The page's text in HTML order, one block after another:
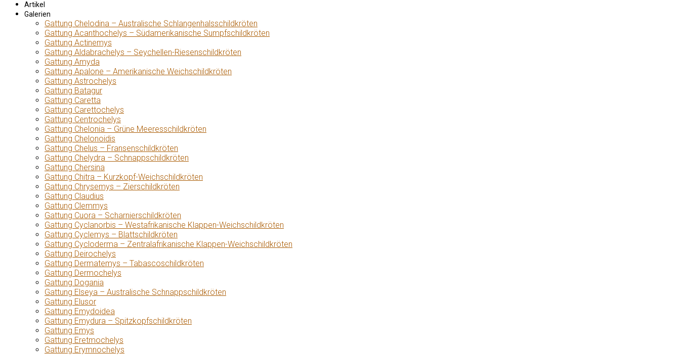
Artikel
Galerien
Gattung Chelodina – Australische Schlangenhalsschildkröten
Gattung Acanthochelys – Südamerikanische Sumpfschildkröten
Gattung Actinemys
Gattung Aldabrachelys – Seychellen-Riesenschildkröten
Gattung Amyda
Gattung Apalone – Amerikanische Weichschildkröten
Gattung Astrochelys
Gattung Batagur
Gattung Caretta
Gattung Carettochelys
Gattung Centrochelys
Gattung Chelonia – Grüne Meeresschildkröten
Gattung Chelonoidis
Gattung Chelus – Fransenschildkröten
Gattung Chelydra – Schnappschildkröten
Gattung Chersina
Gattung Chitra – Kurzkopf-Weichschildkröten
Gattung Chrysemys – Zierschildkröten
Gattung Claudius
Gattung Clemmys
Gattung Cuora – Scharnierschildkröten
Gattung Cyclanorbis – Westafrikanische Klappen-Weichschildkröten
Gattung Cyclemys – Blattschildkröten
Gattung Cycloderma – Zentralafrikanische Klappen-Weichschildkröten
Gattung Deirochelys
Gattung Dermatemys – Tabascoschildkröten
Gattung Dermochelys
Gattung Dogania
Gattung Elseya – Australische Schnappschildkröten
Gattung Elusor
Gattung Emydoidea
Gattung Emydura – Spitzkopfschildkröten
Gattung Emys
Gattung Eretmochelys
Gattung Erymnochelys